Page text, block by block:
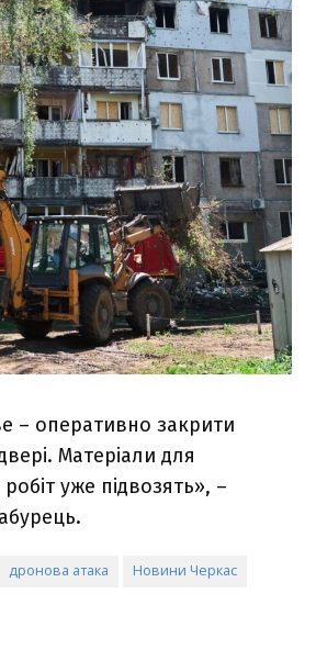
– оперативно закрити
Матеріали для
уже підвозять», –
дронова атака Новини Черкас